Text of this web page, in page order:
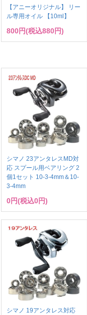
【アニーオリジナル】 リー
ル専用オイル 【10ml】
800円(税込880円)
シマノ 23アンタレスMD対
応 スプール用ベアリング 2
個1セット 10-3-4mm＆10-
3-4mm
0円(税込0円)
シマノ 19アンタレス対応